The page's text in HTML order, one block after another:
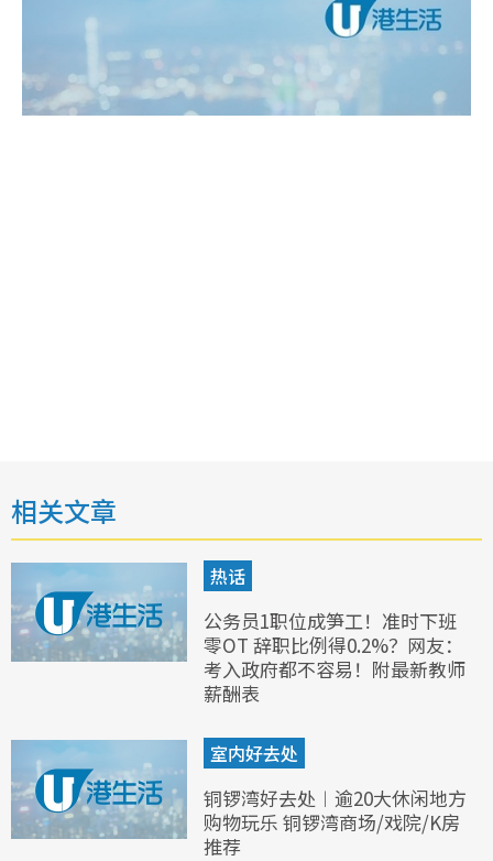
相关文章
热话
公务员1职位成笋工！准时下班
零OT 辞职比例得0.2%？网友：
考入政府都不容易！附最新教师
薪酬表
室内好去处
铜锣湾好去处︱逾20大休闲地方
购物玩乐 铜锣湾商场/戏院/K房
推荐